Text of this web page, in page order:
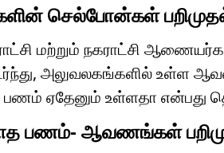
செல்போன்கள்
மற்றும் நகராட்சி
அலுவலகங்களில் உள்ள
ஏதேனும் உள்ளதா என்பது
பணம்- ஆவணங்கள்